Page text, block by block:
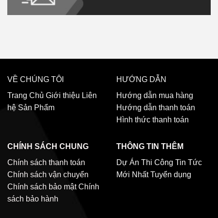
VỀ CHÚNG TÔI
Trang Chủ Giới thiệu Liên
hệ Sản Phẩm
HƯỚNG DẪN
Hướng dẫn mua hàng
Hướng dẫn thanh toán
Hình thức thanh toán
CHÍNH SÁCH CHUNG
Chính sách thanh toán
Chính sách vận chuyển
Chính sách bảo mật Chính
sách bảo hành
THÔNG TIN THÊM
Dự Án Thi Công Tin Tức
Mới Nhất Tuyển dụng